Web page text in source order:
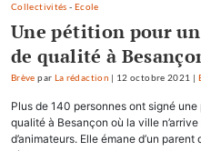
Collectivités - Ecole
Une pétition pour
de qualité à
Brève par La rédaction | 12 octobre 2021 |
Plus de 140 personnes ont signé
qualité à Besançon où la ville
d’animateurs. Elle émane d’un